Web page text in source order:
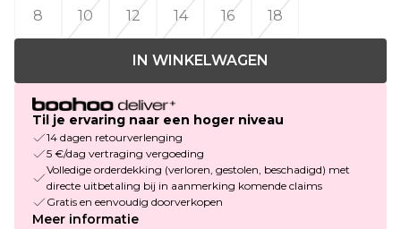
8
10 12 14 16 18
IN WINKELWAGEN
Til je ervaring naar een hoger niveau
14 dagen retourverlenging
5 €/dag vertraging vergoeding
Volledige orderdekking (verloren, gestolen, beschadigd) met
directe uitbetaling bij in aanmerking komende claims
Gratis en eenvoudig doorverkopen
Meer informatie